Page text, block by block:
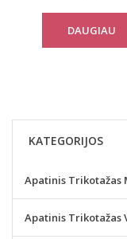
DAUGIAU
KATEGORIJOS
Apatinis Trikotažas
Apatinis Trikotažas